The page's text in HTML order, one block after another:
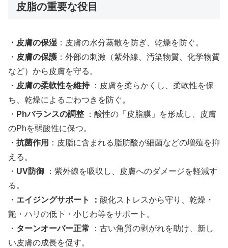
皮脂の重要な役目
・ 皮膚の保湿 ：皮膚の水分蒸散を防ぎ、乾燥を防ぐ。
・ 皮膚の保護 ：外部の刺激（紫外線、汚染物質、化学物質
など）から皮膚を守る。
・ 皮膚の柔軟性を維持：皮膚を柔らかくし、柔軟性を保
ち、乾燥によるごわつきを防ぐ。
・ Phバランスの調整 ：酸性の「皮脂膜」を形成し、皮膚
のPhを弱酸性に保つ。
・ 抗菌作用 ：皮脂に含まれる脂肪酸が細菌などの増殖を抑
える。
・ UV防御 ：紫外線を吸収し、皮膚へのダメージを軽減す
る。
・ エイジングサポート ： 酸化ストレスから守り、乾燥・
艶・ハリの低下・小じわ等をサポート。
・ ターンオーバー正常 ：古い角質の剥がれを助け、新し
い皮膚の成長を促す。